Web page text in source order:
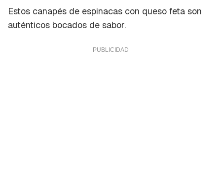
Estos canapés de espinacas con queso feta son
auténticos bocados de sabor.